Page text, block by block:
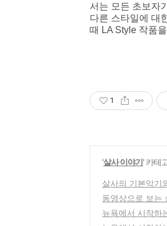
서는 모든 초보자
다른 스타일에 대
때 LA Style 작품
1
'살사 이야기' 카테
살사의 기본악기
동영상으로 보는
뉴욕에서 시작하